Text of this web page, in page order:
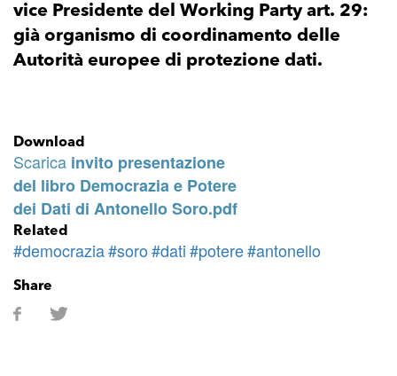
vice Presidente del Working Party art. 29:
già organismo di coordinamento delle
Autorità europee di protezione dati.
Download
Scarica invito presentazione
del libro Democrazia e Potere
dei Dati di Antonello Soro.pdf
Related
#democrazia#soro#dati#potere#antonello
Share